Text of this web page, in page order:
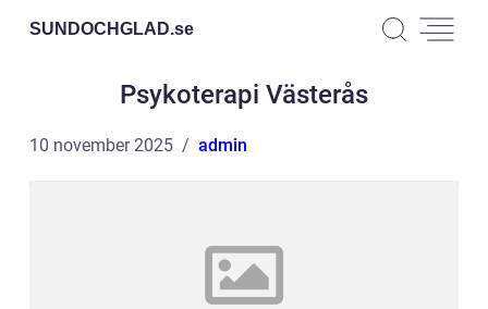
SUNDOCHGLAD.se
Psykoterapi Västerås
10 november 2025 admin